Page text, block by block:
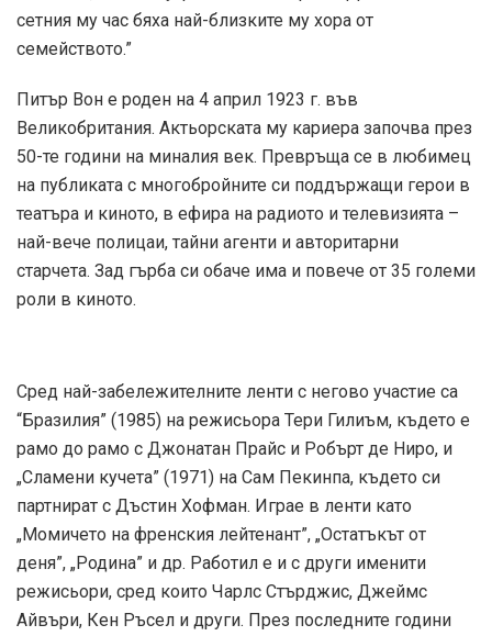
сетния му час бяха най-близките му хора от
семейството.”
Питър Вон е роден на 4 април 1923 г. във
Великобритания. Актьорската му кариера започва през
50-те години на миналия век. Превръща се в любимец
на публиката с многобройните си поддържащи герои в
театъра и киното, в ефира на радиото и телевизията –
най-вече полицаи, тайни агенти и авторитарни
старчета. Зад гърба си обаче има и повече от 35 големи
роли в киното.
Сред най-забележителните ленти с негово участие са
“Бразилия” (1985) на режисьора Тери Гилиъм, където е
рамо до рамо с Джонатан Прайс и Робърт де Ниро, и
„Сламени кучета” (1971) на Сам Пекинпа, където си
партнират с Дъстин Хофман. Играе в ленти като
„Момичето на френския лейтенант”, „Остатъкът от
деня”, „Родина” и др. Работил е и с други именити
режисьори, сред които Чарлс Стърджис, Джеймс
Айвъри, Кен Ръсел и други. През последните години